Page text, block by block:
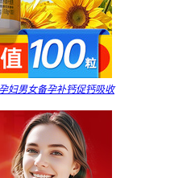
妇男女备孕补钙促钙吸收